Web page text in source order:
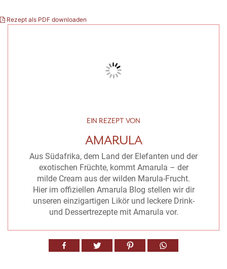
Rezept als PDF downloaden
EIN REZEPT VON
AMARULA
Aus Südafrika, dem Land der Elefanten und der
exotischen Früchte, kommt Amarula – der
milde Cream aus der wilden Marula-Frucht.
Hier im offiziellen Amarula Blog stellen wir dir
unseren einzigartigen Likör und leckere Drink-
und Dessertrezepte mit Amarula vor.